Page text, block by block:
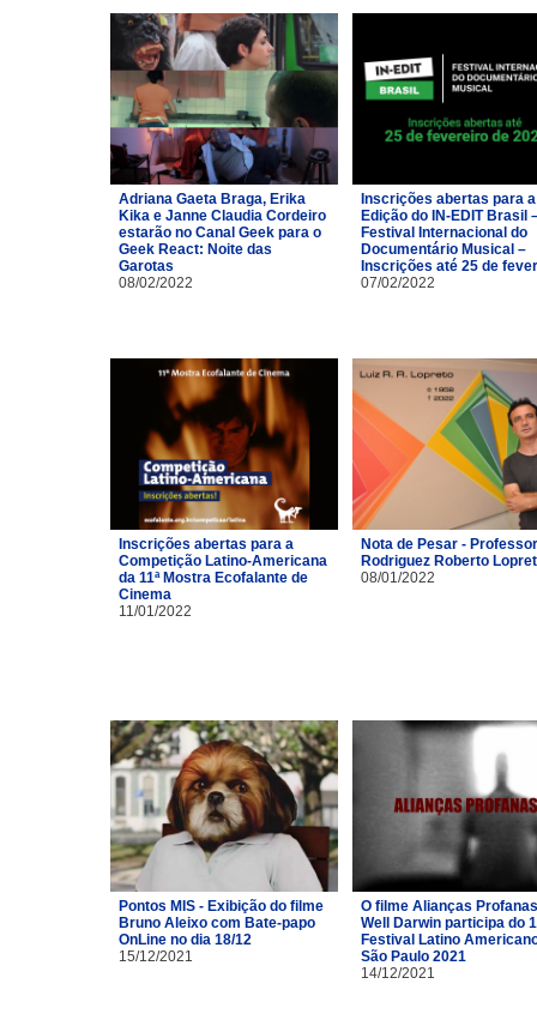
Adriana Gaeta Braga, Erika
Kika e Janne Claudia Cordeiro
estarão no Canal Geek para o
Geek React: Noite das
Garotas
08/02/2022
Inscrições abertas para a
Edição do IN-EDIT Brasil
Festival Internacional do
Documentário Musical –
Inscrições até 25 de
07/02/2022
Inscrições abertas para a
Competição Latino-Americana
da 11ª Mostra Ecofalante de
Cinema
11/01/2022
Nota de Pesar -
Rodriguez Roberto
08/01/2022
Pontos MIS - Exibição do filme
Bruno Aleixo com Bate-papo
OnLine no dia 18/12
15/12/2021
O filme Alianças
Well Darwin participa do
Festival Latino
São Paulo 2021
14/12/2021